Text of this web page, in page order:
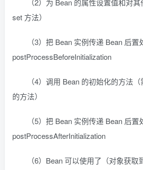
（2）为 Bean 的属性设置值和对
set 方法）
（3）把 Bean 实例传递 Bean 后
postProcessBeforeInitialization
（4）调用 Bean 的初始化的方法
的方法）
（5）把 Bean 实例传递 Bean 后
postProcessAfterInitialization
（6）Bean 可以使用了（对象获取